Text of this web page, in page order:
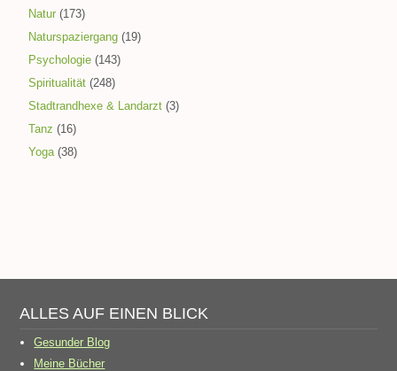
Natur (173)
Naturspaziergang (19)
Psychologie (143)
Spiritualität (248)
Stadtrandhexe & Landarzt (3)
Tanz (16)
Yoga (38)
ALLES AUF EINEN BLICK
Gesunder Blog
Meine Bücher